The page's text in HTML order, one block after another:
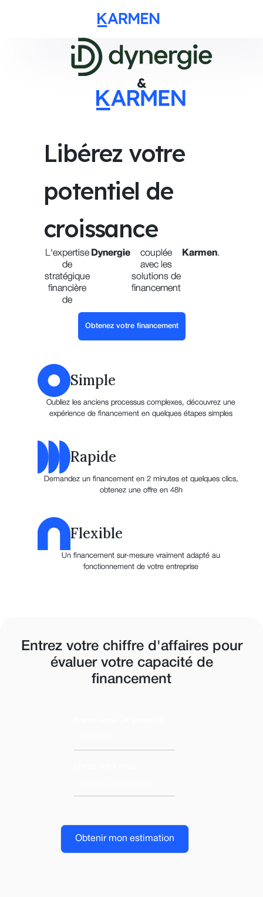
&
Libérez votre
potentiel de
croissance
L'expertise
de
stratégique
financière
de
Dynergie
couplée
avec les
solutions de
financement
Karmen.
Obtenez votre financement
Simple
Oubliez les anciens processus complexes, découvrez une
expérience de financement en quelques étapes simples
Rapide
Demandez un financement en 2 minutes et quelques clics,
obtenez une offre en 48h
Flexible
Un financement sur-mesure vraiment adapté au
fonctionnement de votre entreprise
Entrez votre chiffre d'affaires pour
évaluer votre capacité de
financement